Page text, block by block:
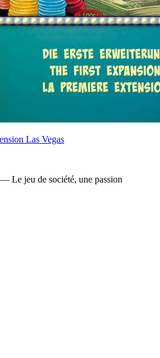
Las Vegas
Le jeu de société, une passion